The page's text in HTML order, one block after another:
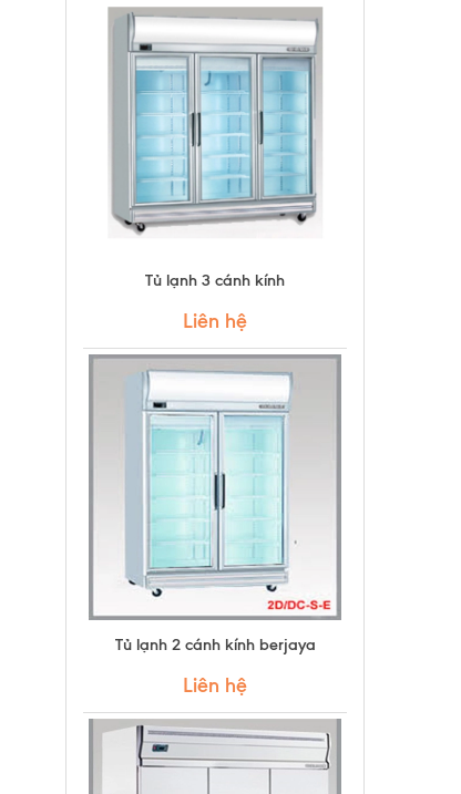
Tủ lạnh 3 cánh kính
Liên hệ
Tủ lạnh 2 cánh kính berjaya
Liên hệ